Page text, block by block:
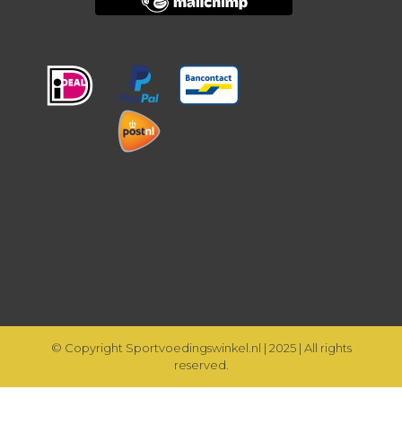
© Copyright Sportvoedingswinkel.nl | 2025 | All rights
reserved.